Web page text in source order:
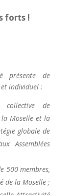
forts !
présente de
individuel :
collective de
la Moselle et la
globale de
Assemblées
500 membres,
de la Moselle ;